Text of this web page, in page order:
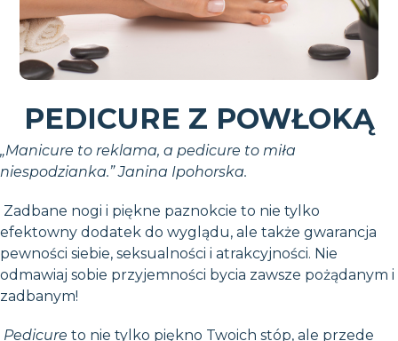
PEDICURE Z POWŁOKĄ
„Manicure to reklama, a pedicure to miła
niespodzianka.” Janina Ipohorska.
Zadbane nogi i piękne paznokcie to nie tylko
efektowny dodatek do wyglądu, ale także gwarancja
pewności siebie, seksualności i atrakcyjności. Nie
odmawiaj sobie przyjemności bycia zawsze pożądanym i
zadbanym!
Pedicure to nie tylko piękno Twoich stóp, ale przede